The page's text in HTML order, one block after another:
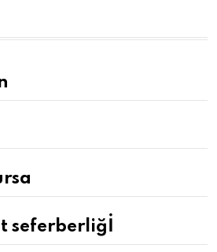
seferberliğİ